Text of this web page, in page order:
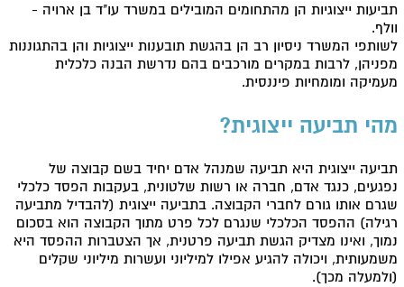
תביעות ייצוגיות הן מהתחומים המובילים במשרד עו"ד בן ארויה -
וולף.
לשותפי המשרד ניסיון רב הן בהגשת תובענות ייצוגיות והן בהתגוננות
מפניהן, לרבות במקרים מורכבים בהם נדרשת הבנה כלכלית
מעמיקה ומומחיות פיננסית.
מהי תביעה ייצוגית?
תביעה ייצוגית היא תביעה שמנהל אדם יחיד בשם קבוצה של
נפגעים, כנגד אדם, חברה או רשות שלטונית, בעקבות הפסד כלכלי
שגרם אותו גורם לחברי הקבוצה. בתביעה ייצוגית (להבדיל מתביעה
רגילה) ההפסד הכלכלי שנגרם לכל פרט מתוך הקבוצה הוא בסכום
נמוך, ואינו מצדיק הגשת תביעה פרטנית, אך הצטברות ההפסד היא
משמעותית, ויכולה להגיע אפילו למיליוני ועשרות מיליוני שקלים
(ולמעלה מכך).